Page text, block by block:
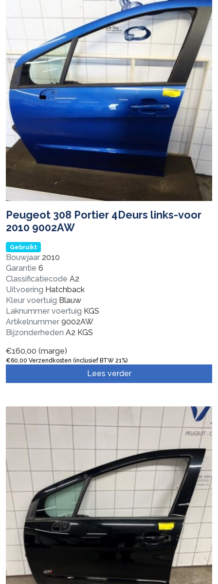
Peugeot 308 Portier 4Deurs links-voor
2010 9002AW
Gebruikt
Bouwjaar 2010
Garantie 6
Classificatiecode A2
Uitvoering Hatchback
Kleur voertuig Blauw
Laknummer voertuig KGS
Artikelnummer 9002AW
Bijzonderheden A2 KGS
€160,00 (marge)
€60,00 Verzendkosten (inclusief BTW 21%)
Lees verder